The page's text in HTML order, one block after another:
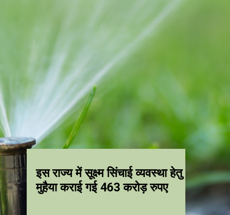
इस राज्य में सूक्ष्म सिंचाई व्यवस्था हेतु
मुहैया कराई गई 463 करोड़ रुपए